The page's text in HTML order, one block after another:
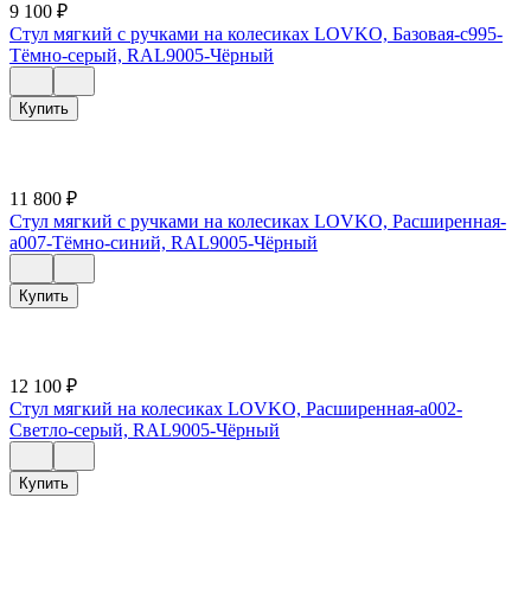
9 100 ₽
Стул мягкий с ручками на колесиках LOVKO, Базовая-c995-
Тёмно-серый, RAL9005-Чёрный
Купить
11 800 ₽
Стул мягкий с ручками на колесиках LOVKO, Расширенная-
a007-Тёмно-синий, RAL9005-Чёрный
Купить
12 100 ₽
Стул мягкий на колесиках LOVKO, Расширенная-a002-
Светло-серый, RAL9005-Чёрный
Купить